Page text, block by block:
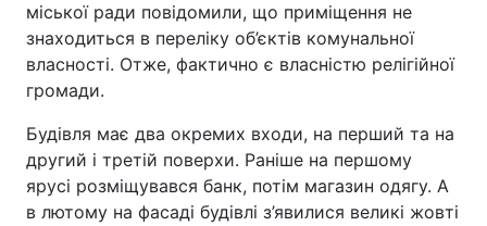
міської ради повідомили, що приміщення не
знаходиться в переліку об’єктів комунальної
власності. Отже, фактично є власністю релігійної
громади.
Будівля має два окремих входи, на перший та на
другий і третій поверхи. Раніше на першому
ярусі розміщувався банк, потім магазин одягу. А
в лютому на фасаді будівлі з’явилися великі жовті